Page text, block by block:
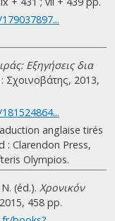
Εξηγήσεις δια
Σχοινοβάτης, 2013,
anglaise tirés
: Clarendon Press,
Olympios.
(éd.). Χρονικόν
458 pp.